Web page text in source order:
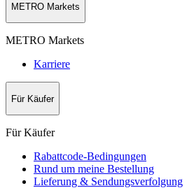
METRO Markets
METRO Markets
Karriere
Für Käufer
Für Käufer
Rabattcode-Bedingungen
Rund um meine Bestellung
Lieferung & Sendungsverfolgung